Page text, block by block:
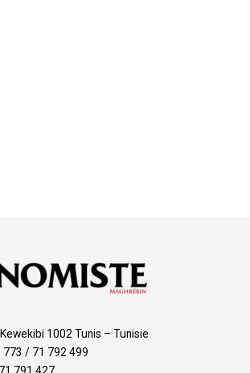
1002 Tunis – Tunisie
773 / 71 792 499